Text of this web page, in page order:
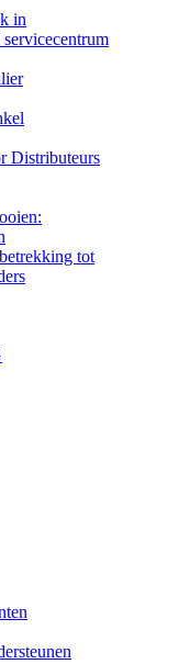
in
Distributeurs
tot